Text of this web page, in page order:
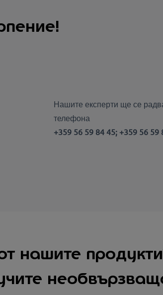
Нашите експерти ще се
телефона
+359 56 59 84 45; +359 56 59
нашите